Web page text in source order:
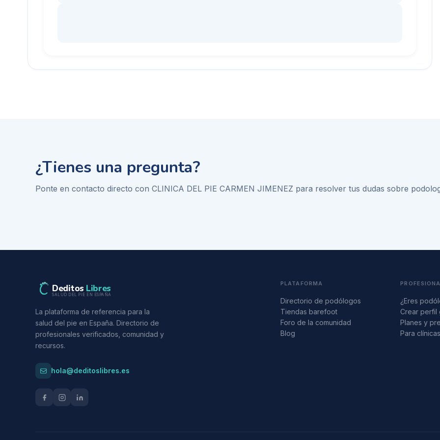
¿Tienes una pregunta?
Ponte en contacto directo con CLINICA DEL PIE CARMEN JIMENEZ para resolver tus dudas sobre
Deditos Libres
SALUD DEL PIE EN ESPAÑA
La plataforma de referencia para la
salud del pie en España. Directorio de
profesionales verificados, comunidad y
recursos.
hola@deditoslibres.es
PLATAFORMA
Directorio de podólogos
Tiendas barefoot
Foro de la comunidad
Blog
¿Eres
Crear perfil
Planes y
Para